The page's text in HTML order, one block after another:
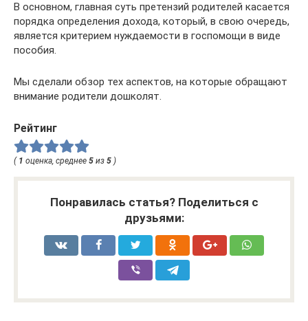
В основном, главная суть претензий родителей касается
порядка определения дохода, который, в свою очередь,
является критерием нуждаемости в госпомощи в виде
пособия.
Мы сделали обзор тех аспектов, на которые обращают
внимание родители дошколят.
Рейтинг
( 1 оценка, среднее 5 из 5 )
Понравилась статья? Поделиться с
друзьями: